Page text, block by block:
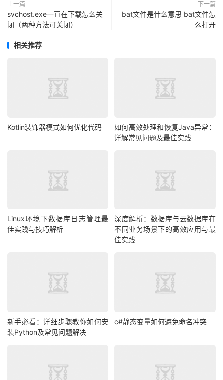
上一篇
svchost.exe一直在下载怎么关
闭（两种方法可关闭）
下一篇
bat文件是什么意思 bat文件怎
么打开
相关推荐
Kotlin装饰器模式如何优化代码
如何高效处理和恢复Java异常：
详解常见问题及最佳实践
Linux环境下数据库日志管理最
佳实践与技巧解析
深度解析：数据库与云数据库在
不同业务场景下的高效应用与最
佳实践
新手必看：详细步骤教你如何安
装Python及常见问题解决
c#静态变量如何避免命名冲突